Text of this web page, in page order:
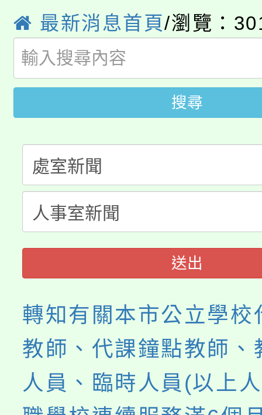
版
公告本校115學年度第
代理(課)教師甄選結果(
「2026金融保險知識
車」活動
桃園市115學年度學生
生本土語及新住民語歌
公告本校115學年度第
代理(課)教師甄選結果(
轉知中國文化大學推廣
《TA101》溝通分析基
程，歡迎學生輔導中心
心理、諮商輔導、社會
轉知苗栗縣政府辦理
縣市「校園短影音徵選
門員」簡章及活動海報
最新消息首頁/瀏覽：
搜尋
送出
轉知有關本市公立學校
教師、代課鐘點教師、
人員、臨時人員(以上